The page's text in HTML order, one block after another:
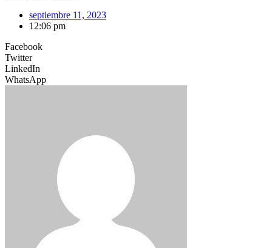
septiembre 11, 2023
12:06 pm
Facebook
Twitter
LinkedIn
WhatsApp